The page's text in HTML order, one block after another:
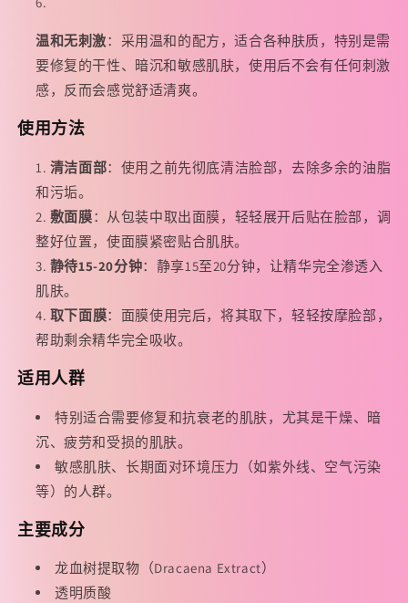
温和无刺激：采用温和的配方，适合各种肤质，特别是需
要修复的干性、暗沉和敏感肌肤，使用后不会有任何刺激
感，反而会感觉舒适清爽。
使用方法
清洁面部：使用之前先彻底清洁脸部，去除多余的油脂
和污垢。
敷面膜：从包装中取出面膜，轻轻展开后贴在脸部，调
整好位置，使面膜紧密贴合肌肤。
静待15-20分钟：静享15至20分钟，让精华完全渗透入
肌肤。
取下面膜：面膜使用完后，将其取下，轻轻按摩脸部，
帮助剩余精华完全吸收。
适用人群
特别适合需要修复和抗衰老的肌肤，尤其是干燥、暗
沉、疲劳和受损的肌肤。
敏感肌肤、长期面对环境压力（如紫外线、空气污染
等）的人群。
主要成分
龙血树提取物（Dracaena Extract）
透明质酸